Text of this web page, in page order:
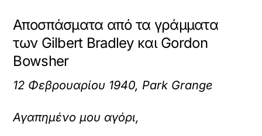
Αποσπάσματα από τα γράμματα
των Gilbert Bradley και Gordon
Bowsher
12 Φεβρουαρίου 1940, Park Grange
Αγαπημένο μου αγόρι,